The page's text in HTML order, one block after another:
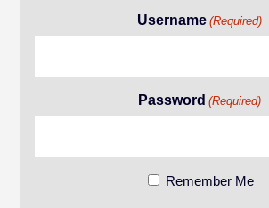
Username (Required)
Password (Required)
Remember Me